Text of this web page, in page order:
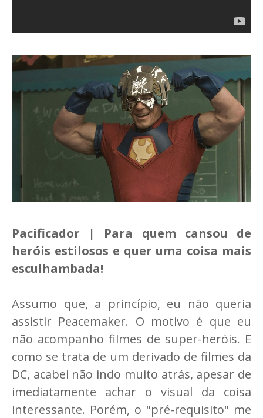
Pacificador | Para quem cansou de
heróis estilosos e quer uma coisa mais
esculhambada!
Assumo que, a princípio, eu não queria
assistir Peacemaker. O motivo é que eu
não acompanho filmes de super-heróis. E
como se trata de um derivado de filmes da
DC, acabei não indo muito atrás, apesar de
imediatamente achar o visual da coisa
interessante. Porém, o "pré-requisito" me